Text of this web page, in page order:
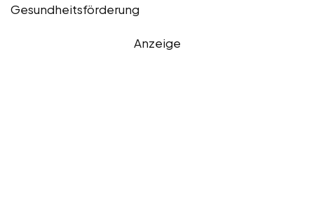
Gesundheitsförderung
Anzeige